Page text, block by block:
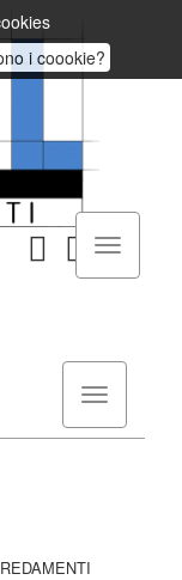
i coookie?